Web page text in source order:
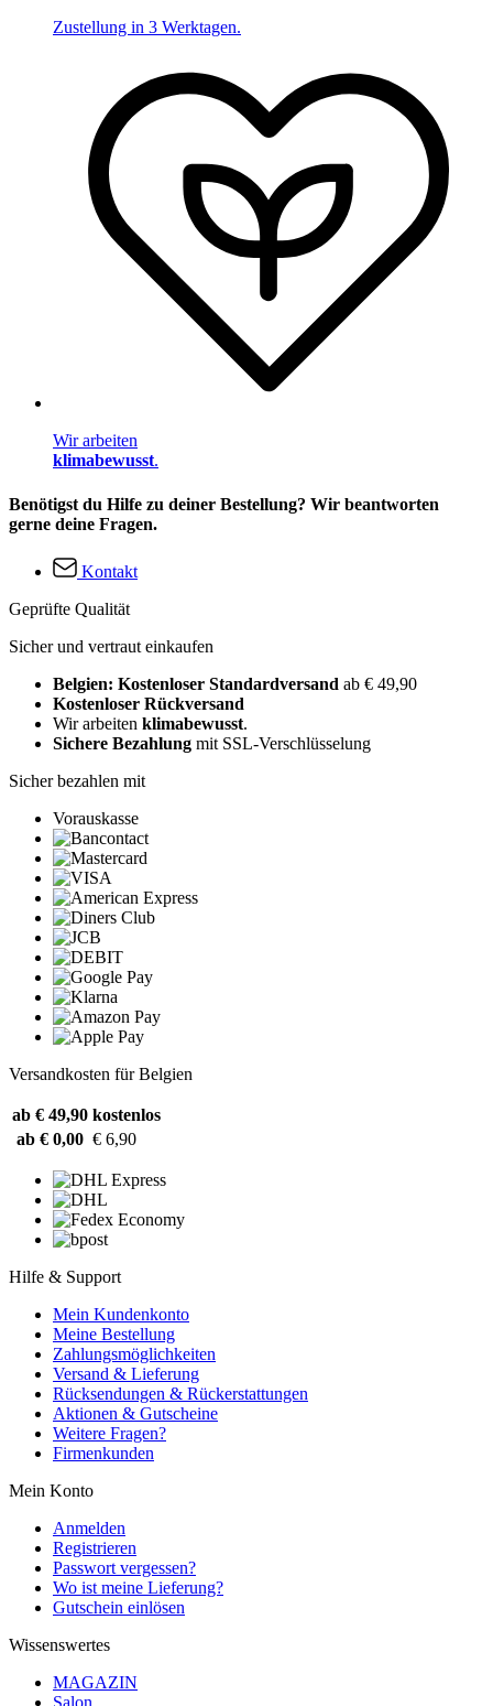
Zustellung in 3 Werktagen.
Wir arbeiten
klimabewusst.
Benötigst du Hilfe zu deiner Bestellung? Wir beantworten
gerne deine Fragen.
Kontakt
Geprüfte Qualität
Sicher und vertraut einkaufen
Belgien: Kostenloser Standardversand ab € 49,90
Kostenloser Rückversand
Wir arbeiten klimabewusst.
Sichere Bezahlung mit SSL-Verschlüsselung
Sicher bezahlen mit
Vorauskasse
Versandkosten für Belgien
ab € 49,90 kostenlos
ab € 0,00 € 6,90
Hilfe & Support
Mein Kundenkonto
Meine Bestellung
Zahlungsmöglichkeiten
Versand & Lieferung
Rücksendungen & Rückerstattungen
Aktionen & Gutscheine
Weitere Fragen?
Firmenkunden
Mein Konto
Anmelden
Registrieren
Passwort vergessen?
Wo ist meine Lieferung?
Gutschein einlösen
Wissenswertes
MAGAZIN
Salon